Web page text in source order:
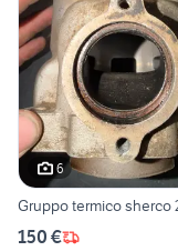
6
Gruppo termico sherco
150 €